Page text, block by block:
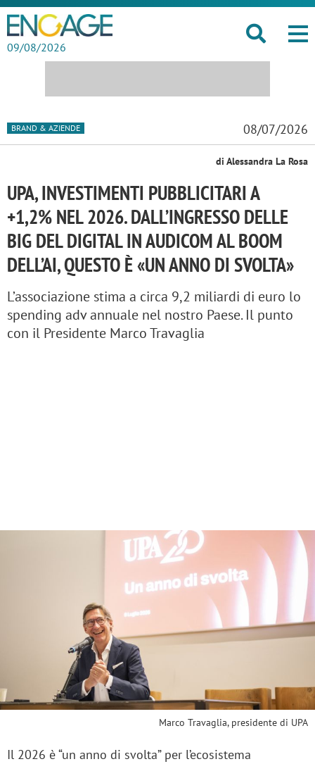
09/08/2026
BRAND & AZIENDE 08/07/2026
di Alessandra La Rosa
UPA, INVESTIMENTI PUBBLICITARI A
+1,2% NEL 2026. DALL’INGRESSO DELLE
BIG DEL DIGITAL IN AUDICOM AL BOOM
DELL’AI, QUESTO È «UN ANNO DI SVOLTA»
L’associazione stima a circa 9,2 miliardi di euro lo
spending adv annuale nel nostro Paese. Il punto
con il Presidente Marco Travaglia
Marco Travaglia, presidente di UPA
Il 2026 è “un anno di svolta” per l’ecosistema